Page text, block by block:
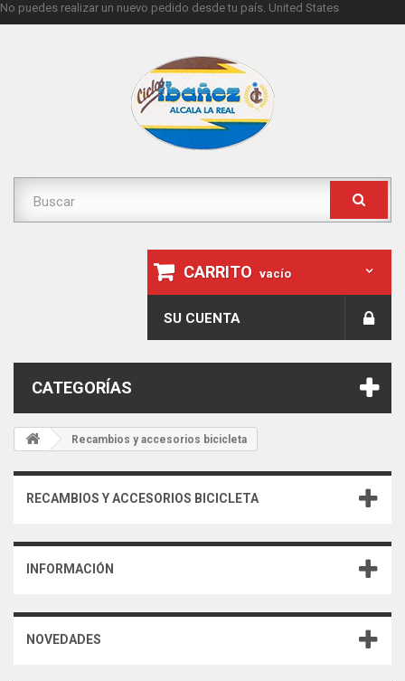
No puedes realizar un nuevo pedido desde tu país. United States
CARRITO vacío
SU CUENTA
CATEGORÍAS
Recambios y accesorios bicicleta
RECAMBIOS Y ACCESORIOS BICICLETA
INFORMACIÓN
NOVEDADES